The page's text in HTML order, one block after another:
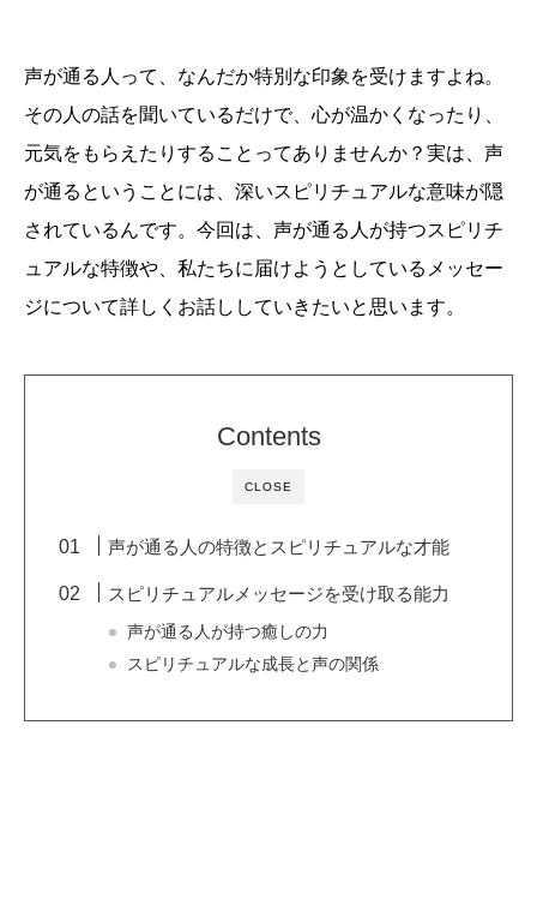
声が通る人って、なんだか特別な印象を受けますよね。
その人の話を聞いているだけで、心が温かくなったり、
元気をもらえたりすることってありませんか？実は、声
が通るということには、深いスピリチュアルな意味が隠
されているんです。今回は、声が通る人が持つスピリチ
ュアルな特徴や、私たちに届けようとしているメッセー
ジについて詳しくお話ししていきたいと思います。
CLOSE
Contents
声が通る人の特徴とスピリチュアルな才能
スピリチュアルメッセージを受け取る能力
声が通る人が持つ癒しの力
スピリチュアルな成長と声の関係